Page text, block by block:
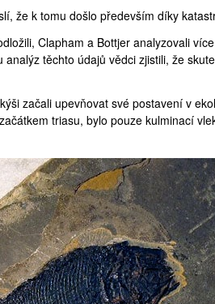
že k tomu došlo především díky
Clapham a Bottjer analyzovali
těchto údajů vědci zjistili, že
začali upevňovat své postavení v
triasu, bylo pouze kulminací